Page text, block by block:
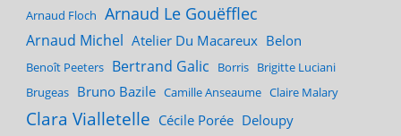
Arnaud Floch Arnaud Le Gouëfflec
Arnaud Michel Atelier Du Macareux Belon
Benoît Peeters Bertrand Galic Borris Brigitte Luciani
Brugeas Bruno Bazile Camille Anseaume Claire Malary
Clara Vialletelle Cécile Porée Deloupy